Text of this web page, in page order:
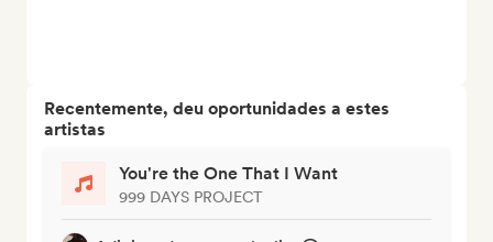
Recentemente, deu oportunidades a estes
artistas
You're the One That I Want
999 DAYS PROJECT